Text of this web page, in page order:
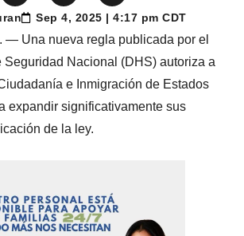
Sep 4, 2025 | 4:17 pm CDT
— Una nueva regla publicada por el
Seguridad Nacional (DHS) autoriza a
e Inmigración de Estados
expandir significativamente sus
de la ley.